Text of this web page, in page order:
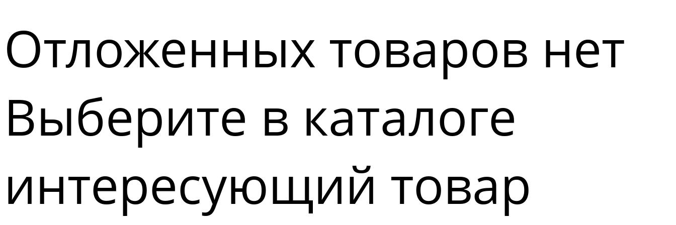
Отложенных товаров нет
Выберите в каталоге
интересующий товар